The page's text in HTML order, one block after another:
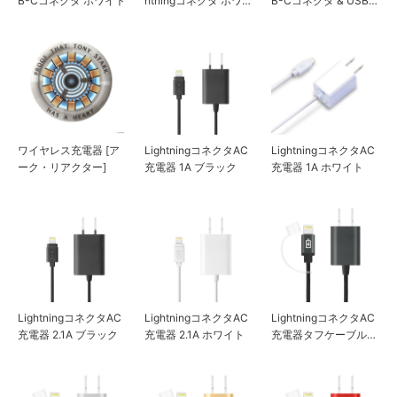
ワイヤレス充電器 [ア
ーク・リアクター]
LightningコネクタAC
充電器 1A ブラック
LightningコネクタAC
充電器 1A ホワイト
LightningコネクタAC
充電器 2.1A ブラック
LightningコネクタAC
充電器 2.1A ホワイト
LightningコネクタAC
充電器タフケーブルタ